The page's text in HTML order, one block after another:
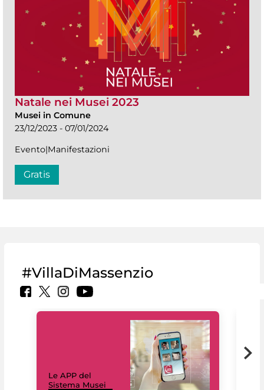
Natale nei Musei 2023
Musei in Comune
23/12/2023 - 07/01/2024
Evento|Manifestazioni
Gratis
#VillaDiMassenzio
Le APP del
Sistema Musei